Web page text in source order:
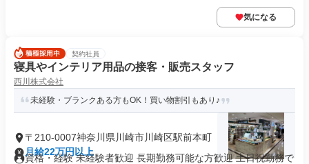
気になる
契約社員
寝具やインテリア用品の接客・販売スタッフ
西川株式会社
未経験・ブランクある方もOK！買い物割引もあり♪
〒210-0007神奈川県川崎市川崎区駅前本町
月給22万円以上
資格・経験 未経験者歓迎 長期勤務可能な方歓迎 土日祝勤務で